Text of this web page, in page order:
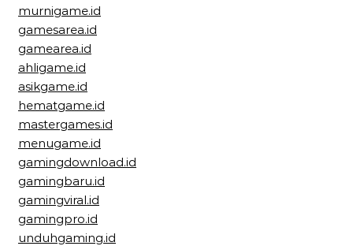
murnigame.id
gamesarea.id
gamearea.id
ahligame.id
asikgame.id
hematgame.id
mastergames.id
menugame.id
gamingdownload.id
gamingbaru.id
gamingviral.id
gamingpro.id
unduhgaming.id